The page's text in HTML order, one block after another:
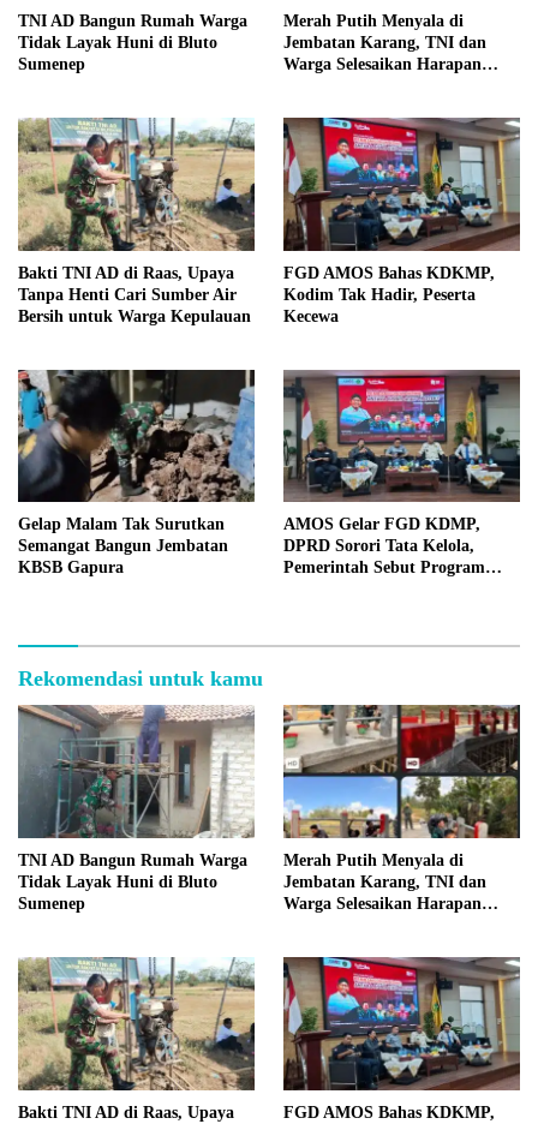
TNI AD Bangun Rumah Warga
Tidak Layak Huni di Bluto
Sumenep
Merah Putih Menyala di
Jembatan Karang, TNI dan
Warga Selesaikan Harapan
Bakti TNI AD di Raas, Upaya
Tanpa Henti Cari Sumber Air
Bersih untuk Warga Kepulauan
FGD AMOS Bahas KDKMP,
Kodim Tak Hadir, Peserta
Kecewa
Gelap Malam Tak Surutkan
Semangat Bangun Jembatan
KBSB Gapura
AMOS Gelar FGD KDMP,
DPRD Sorori Tata Kelola,
Pemerintah Sebut Program
Rekomendasi untuk kamu
TNI AD Bangun Rumah Warga
Tidak Layak Huni di Bluto
Sumenep
Merah Putih Menyala di
Jembatan Karang, TNI dan
Warga Selesaikan Harapan
Bakti TNI AD di Raas, Upaya
FGD AMOS Bahas KDKMP,